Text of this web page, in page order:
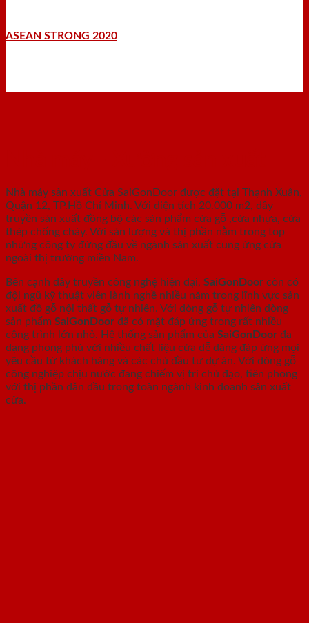
ASEAN STRONG 2020
Nhà máy sản xuất Cửa SaiGonDoor được đặt tại Thạnh Xuân,
Quận 12, TP.Hồ Chí Minh. Với diện tích 20.000 m2, dây
truyền sản xuất đồng bộ các sản phẩm cửa gỗ ,cửa nhựa, cửa
thép chống cháy. Với sản lượng và thị phần nằm trong top
những công ty đứng đầu về ngành sản xuất cung ứng cửa
ngoài thị trường miền Nam.
Bên cạnh dây truyền công nghệ hiện đại, SaiGonDoor còn có
đội ngũ kỹ thuật viên lành nghề nhiều năm trong lĩnh vực sản
xuất đồ gỗ nội thất gỗ tự nhiên. Với dòng gỗ tự nhiên dòng
sản phẩm SaiGonDoor đã có mặt đáp ứng trong rất nhiều
công trình lớn nhỏ. Hệ thống sản phẩm của SaiGonDoor đa
dạng phong phú với nhiều chất liệu cửa dễ dàng đáp ứng mọi
yêu cầu từ khách hàng và các chủ đầu tư dự án. Với dòng gỗ
công nghiệp chịu nước đang chiếm vị trí chủ đạo, tiên phong
với thị phần dẫn đầu trong toàn ngành kinh doanh sản xuất
cửa.